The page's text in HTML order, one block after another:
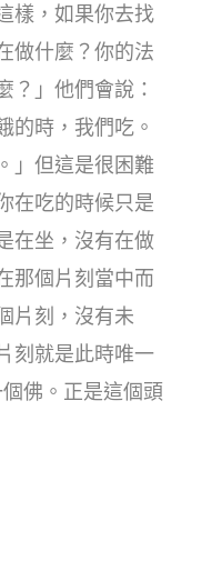
樣，如果你去找
做什麼？你的法
？」他們會說：
的時，我們吃。
」但這是很困難
在吃的時候只是
在坐，沒有在做
那個片刻當中而
片刻，沒有未
刻就是此時唯一
佛。正是這個頭